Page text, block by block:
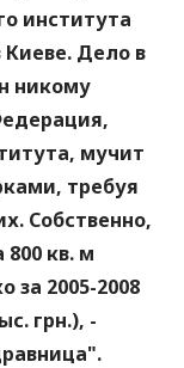
института
Дело в
никому
мучит
требуя
Собственно,
кв. м
за 2005-2008
грн.), -